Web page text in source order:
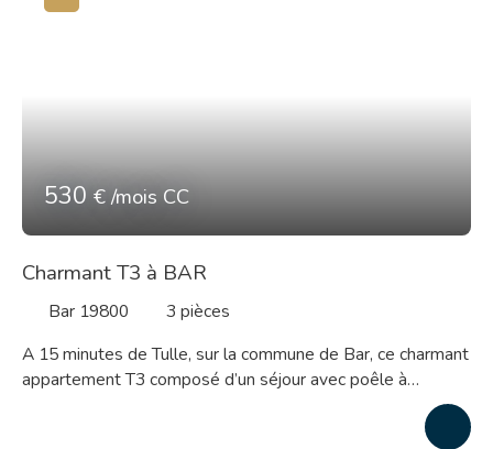
530€ /mois CC
Charmant T3 à BAR
Bar 19800 3 pièces
A 15 minutes de Tulle, sur la commune de Bar, ce charmant
appartement T3 composé d’un séjour avec poêle à
granulés, d’une cuisine aménagée avec rangements, de